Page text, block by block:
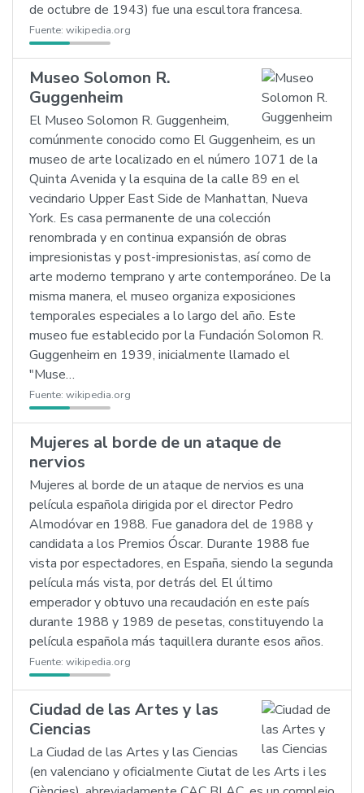
de octubre de 1943) fue una escultora francesa.
Fuente: wikipedia.org
Museo Solomon R.
Guggenheim
El Museo Solomon R. Guggenheim,
comúnmente conocido como El Guggenheim, es un
museo de arte localizado en el número 1071 de la
Quinta Avenida y la esquina de la calle 89 en el
vecindario Upper East Side de Manhattan, Nueva
York. Es casa permanente de una colección
renombrada y en continua expansión de obras
impresionistas y post-impresionistas, así como de
arte moderno temprano y arte contemporáneo. De la
misma manera, el museo organiza exposiciones
temporales especiales a lo largo del año. Este
museo fue establecido por la Fundación Solomon R.
Guggenheim en 1939, inicialmente llamado el
"Muse…
Fuente: wikipedia.org
Mujeres al borde de un ataque de
nervios
Mujeres al borde de un ataque de nervios es una
película española dirigida por el director Pedro
Almodóvar en 1988. Fue ganadora del de 1988 y
candidata a los Premios Óscar. Durante 1988 fue
vista por espectadores, en España, siendo la segunda
película más vista, por detrás del El último
emperador y obtuvo una recaudación en este país
durante 1988 y 1989 de pesetas, constituyendo la
película española más taquillera durante esos años.
Fuente: wikipedia.org
Ciudad de las Artes y las
Ciencias
La Ciudad de las Artes y las Ciencias
(en valenciano y oficialmente Ciutat de les Arts i les